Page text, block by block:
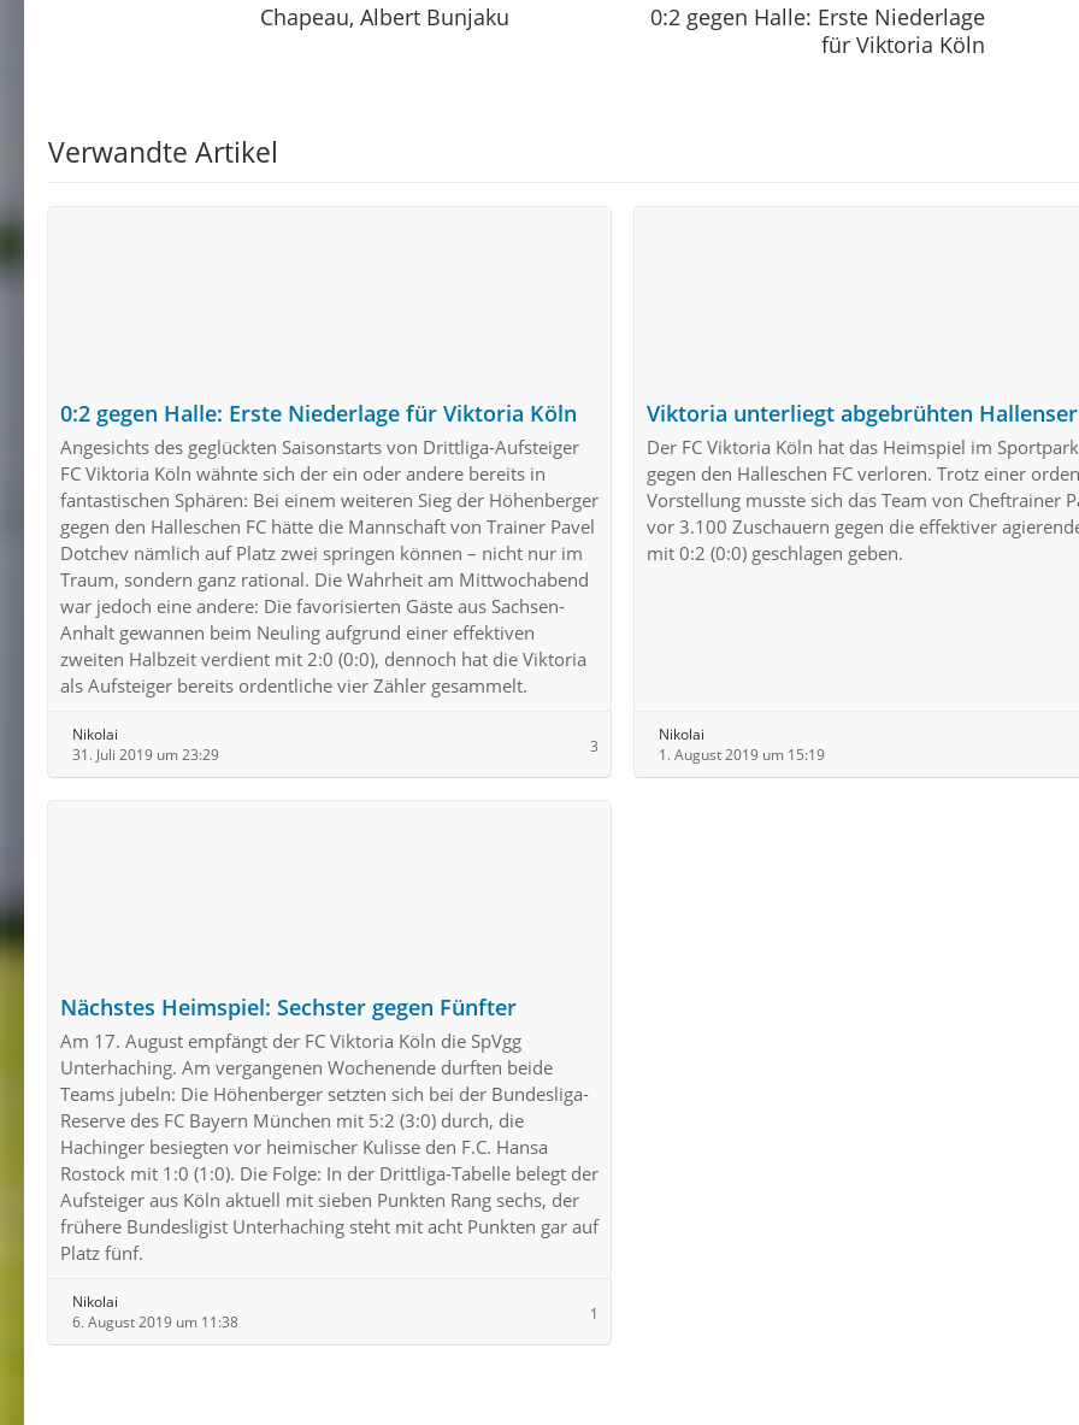
Chapeau, Albert Bunjaku
0:2 gegen Halle: Erste Niederlage
für Viktoria Köln
Verwandte Artikel
0:2 gegen Halle: Erste Niederlage für Viktoria Köln
Angesichts des geglückten Saisonstarts von Drittliga-Aufsteiger
FC Viktoria Köln wähnte sich der ein oder andere bereits in
fantastischen Sphären: Bei einem weiteren Sieg der Höhenberger
gegen den Halleschen FC hätte die Mannschaft von Trainer Pavel
Dotchev nämlich auf Platz zwei springen können – nicht nur im
Traum, sondern ganz rational. Die Wahrheit am Mittwochabend
war jedoch eine andere: Die favorisierten Gäste aus Sachsen-
Anhalt gewannen beim Neuling aufgrund einer effektiven
zweiten Halbzeit verdient mit 2:0 (0:0), dennoch hat die Viktoria
als Aufsteiger bereits ordentliche vier Zähler gesammelt.
Nikolai
31. Juli 2019 um 23:29
3
Viktoria unterliegt abgebrühten
Der FC Viktoria Köln hat das Heimspiel im
gegen den Halleschen FC verloren. Trotz einer
Vorstellung musste sich das Team von Cheftrainer
vor 3.100 Zuschauern gegen die effektiver
mit 0:2 (0:0) geschlagen geben.
Nikolai
1. August 2019 um 15:19
Nächstes Heimspiel: Sechster gegen Fünfter
Am 17. August empfängt der FC Viktoria Köln die SpVgg
Unterhaching. Am vergangenen Wochenende durften beide
Teams jubeln: Die Höhenberger setzten sich bei der Bundesliga-
Reserve des FC Bayern München mit 5:2 (3:0) durch, die
Hachinger besiegten vor heimischer Kulisse den F.C. Hansa
Rostock mit 1:0 (1:0). Die Folge: In der Drittliga-Tabelle belegt der
Aufsteiger aus Köln aktuell mit sieben Punkten Rang sechs, der
frühere Bundesligist Unterhaching steht mit acht Punkten gar auf
Platz fünf.
Nikolai
6. August 2019 um 11:38
1